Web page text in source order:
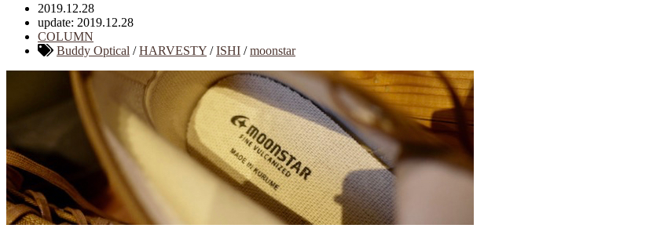
2019.12.28
update: 2019.12.28
COLUMN
Buddy Optical /HARVESTY /ISHI /moonstar